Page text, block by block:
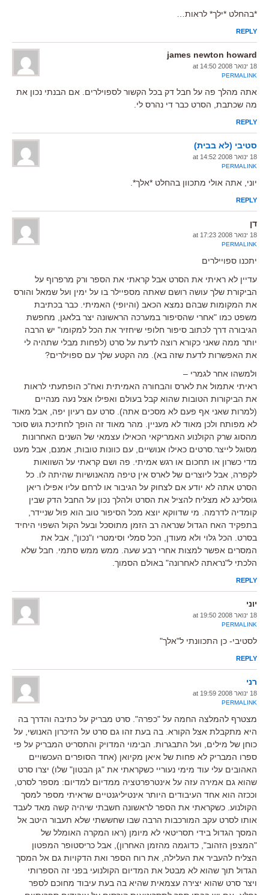
*בהחלט *ילך* לראות…
REPLY
james newton howard
18 ינואר 2008 at 14:50
PERMALINK
אתה מהלך פה על חבל דק בכל הקשור לספוילרים. אם הבנתי נכון את
מה שכתבת, הסרט כבר די נהרס לי.
REPLY
סטיבי (לא בבית)
18 ינואר 2008 at 14:52
PERMALINK
יוני, אתה אולי מתכוון בהחלט *אלך*.
REPLY
דן
18 ינואר 2008 at 17:23
PERMALINK
יתכנו ספויילרים
עדיין לא ראיתי את הסרט אבל קראתי את הספר ורק מרפרוף על
הביקורת שלך עושה רושם שאתה מספיילר בו על ימין ועל שמאל והורס
את המקומות שבהם נמצא הכאב (והיופי) האמיתי. כבר בכתיבת
משפט כמו "אחרי שהסיפור במערכה הראשונה יצר בלאגן, מחפשת
הגיבורה דרך לכתוב סיפור חלופי שיחזיר את הכל למקומו" יש הרבה
יותר ממה שאני כקורא רוצה לדעת על סרט (לפחות מבלי שתהיה לי
את האפשרות לדעת שזה בא). מה הקטע שלך עם ספוילרים?
ולמשהו אחר לגמרי –
ראיתי אתמול את לארס והבחורה האמיתית ואח"כ הופתעתי לראות
את הביקורות הטובות שהוא קבל בעולם ואפילו אצל נעה מנהיים
(למרות שאני אף פעם לא מסכים אתה). סרט עם רעיון יפה, אבל מאוד
לא מפותח ולכן מאוד לא מעניין. מהר מאוד זה הופך לחתיכת גוש סוכר
מהסוג שרק הקולנוע האמריקאי הכאילו עצמאי של השנים האחרונות
מסוגל לייצר.סרטים כאילו אנושיים, עם כוונות טובות, אמנם, אבל מעט
מדי כשרון או תחכום או רגש אמיתי. פה ושם קראתי על השוואות
לקפרה, אבל ליוצרים של לארס אין טיפה מהאנושיות שהיתה לו. כל
הסרט אתה לא יודע אם לצחוק על הגיבור או לרחם עליו אפילו ריאן
גוסלינג לא מצליח להציל את הסרט ולהלך נכון על החבל הדק שבין
קומדיה לדרמה. מי שדווקא יוצא מכל הסיפור טוב הוא פול שניידר,
בתפקיד האח הגדול שנראה רב הזמן מתוסכל ובעל הקול השפוי היחיד
בסרט. הכל גלוי ולא מעודן, הכל סמלי וסימטרי ו"נכון", אבל את
המסרים אפשר למצות אחרי רבע שעה. ממש ממש סתמי. חבל שלא
הלכתי ל"נראתה לאחרונה" באולם הסמוך.
REPLY
יוני
18 ינואר 2008 at 19:50
PERMALINK
לסטיבי- כן התכוונתי ל"אלך"
REPLY
רני
18 ינואר 2008 at 19:59
PERMALINK
מצטרף להמלצה החמה על "כפרה". סרט מבריק על כתיבה והדרך בה
היא מתקבלת אצל הקורא. בה בעת זהו גם סרט על הזיכרון האנושי, על
כוחן של מילים, ועל התבגרות. הבימוי המדויק והתסריט המבריק על פי
ספרו המבריק לא פחות של איאן מקיואן (אחד הסופרים העכשויים
האהובים עלי עוד מימי נעוריי כשקראתי את "גן הבטון" שלו) יצרו סרט
שהוא גם אמירה עזה על אינטרפרטציה ממדיום למדיום: מספר לסרט,
וככזה הוא אחד העיבודים היותר אינטיליגנטיים שראיתי מספר למסך
הקולנוע. כשקראתי את הספר לראשונה חשבתי שיהיה קשה מאד לעבד
אותו לסרט עקב המורכבות הרבה שבו שחששתי שלא תעבור היטב אל
המסך הגדול בידי תסריטאי לא מיומן (ראו המקרה האומלל של
"המצפן הזהוב", כדוגמה מהזמן האחרון), אבל כריסטופר המפטון
הצליח להעביר את העלילה, את רוח הספר ואת הדקויות גם אל המסך
הגדול תוך שהוא לא מבטל את המדיום הקולנועי בפני זה הספרותי
ויצר סרט שהוא יצירה עצמאית שהיא בה בעת עיבוד מחוכם לספר